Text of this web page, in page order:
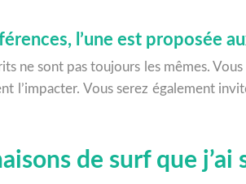
l’une est proposée
ne sont pas toujours les mêmes.
l’impacter. Vous serez également
de surf que j’ai